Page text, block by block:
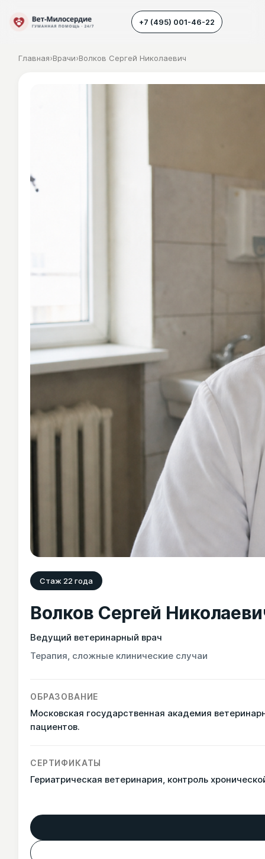
Кремация животных
+7 (495) 001-46-22
Главная›Врачи›Волков Сергей Николаевич
Стаж 22 года
Волков Сергей
Ведущий ветеринарный врач
Терапия, сложные клинические случаи
ОБРАЗОВАНИЕ
Московская государственная академия
пациентов.
СЕРТИФИКАТЫ
Гериатрическая ветеринария, контроль